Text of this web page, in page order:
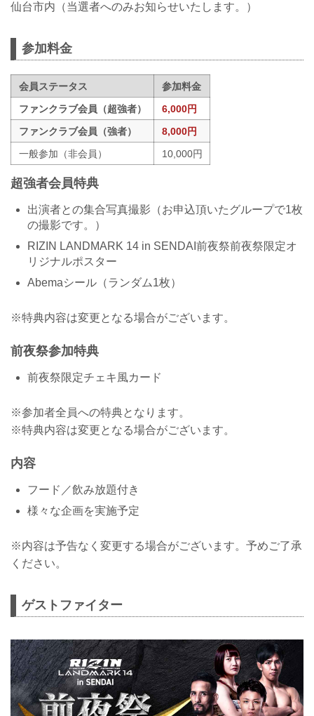
仙台市内（当選者へのみお知らせいたします。）
参加料金
会員ステータス
参加料金
ファンクラブ会員（超強者）
6,000円
ファンクラブ会員（強者）
8,000円
一般参加（非会員）
10,000円
超強者会員特典
出演者との集合写真撮影（お申込頂いたグループで1枚
の撮影です。）
RIZIN LANDMARK 14 in SENDAI前夜祭前夜祭限定オ
リジナルポスター
Abemaシール（ランダム1枚）
※特典内容は変更となる場合がございます。
前夜祭参加特典
前夜祭限定チェキ風カード
※参加者全員への特典となります。
※特典内容は変更となる場合がございます。
内容
フード／飲み放題付き
様々な企画を実施予定
※内容は予告なく変更する場合がございます。予めご了承
ください。
ゲストファイター